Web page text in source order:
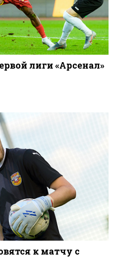
лиги «Арсенал»
к матчу с